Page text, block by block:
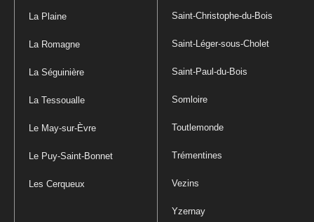
La Plaine
La Romagne
La Séguinière
La Tessoualle
Le May-sur-Èvre
Le Puy-Saint-Bonnet
Les Cerqueux
Saint-Christophe-du-Bois
Saint-Léger-sous-Cholet
Saint-Paul-du-Bois
Somloire
Toutlemonde
Trémentines
Vezins
Yzernay